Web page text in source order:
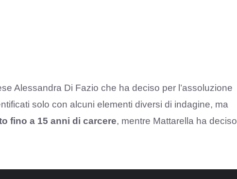
Alessandra Di Fazio che ha deciso per l’assoluzione
solo con alcuni elementi diversi di indagine, ma
fino a 15 anni di carcere, mentre Mattarella ha deciso